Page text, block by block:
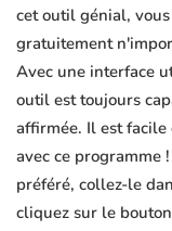
cet outil génial,
gratuitement
Avec une interface
outil est toujours
affirmée. Il est facile
avec ce programme
préféré, collez-le
cliquez sur le